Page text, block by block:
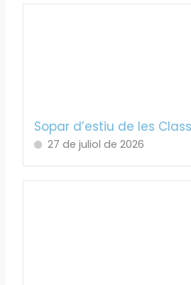
Sopar d’estiu de les
27 de juliol de 2026